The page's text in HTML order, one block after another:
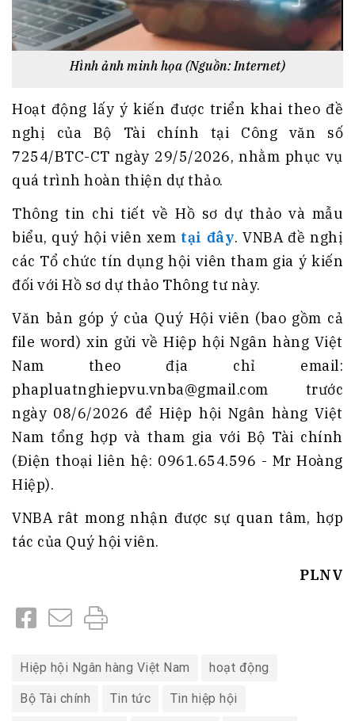
Hình ảnh minh họa (Nguồn: Internet)
Hoạt động lấy ý kiến được triển khai theo đề
nghị của Bộ Tài chính tại Công văn số
7254/BTC-CT ngày 29/5/2026, nhằm phục vụ
quá trình hoàn thiện dự thảo.
Thông tin chi tiết về Hồ sơ dự thảo và mẫu
biểu, quý hội viên xem tại đây. VNBA đề nghị
các Tổ chức tín dụng hội viên tham gia ý kiến
đối với Hồ sơ dự thảo Thông tư này.
Văn bản góp ý của Quý Hội viên (bao gồm cả
file word) xin gửi về Hiệp hội Ngân hàng Việt
Nam theo địa chỉ email:
phapluatnghiepvu.vnba@gmail.com trước
ngày 08/6/2026 để Hiệp hội Ngân hàng Việt
Nam tổng hợp và tham gia với Bộ Tài chính
(Điện thoại liên hệ: 0961.654.596 - Mr Hoàng
Hiệp).
VNBA rât mong nhận được sự quan tâm, hợp
tác của Quý hội viên.
PLNV
Hiệp hội Ngân hàng Việt Nam hoạt động
Bộ Tài chính Tin tức Tin hiệp hội